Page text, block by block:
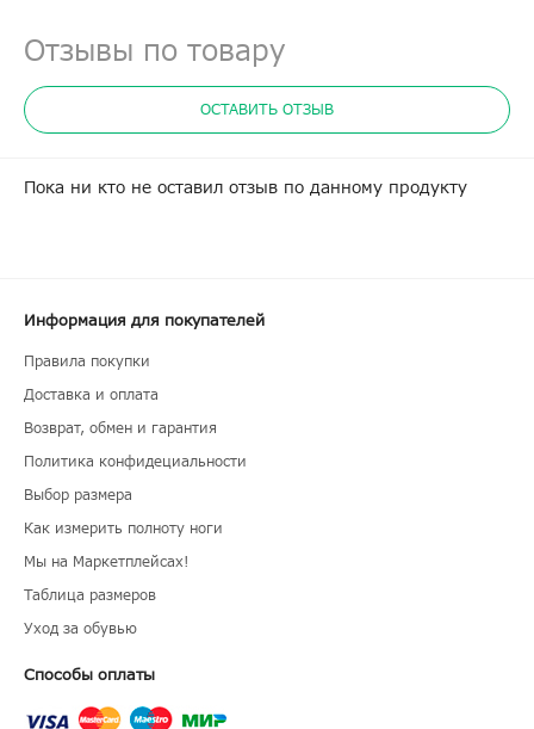
Отзывы по товару
ОСТАВИТЬ ОТЗЫВ
Пока ни кто не оставил отзыв по данному продукту
Информация для покупателей
Правила покупки
Доставка и оплата
Возврат, обмен и гарантия
Политика конфидециальности
Выбор размера
Как измерить полноту ноги
Мы на Маркетплейсах!
Таблица размеров
Уход за обувью
Способы оплаты